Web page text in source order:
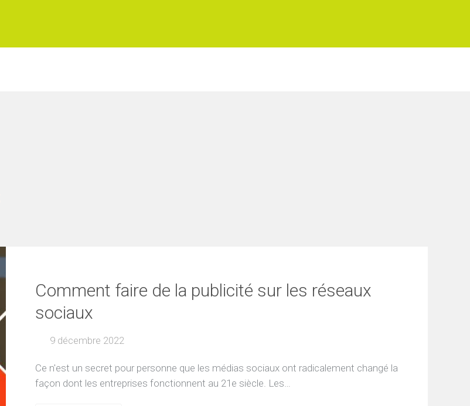
Comment faire de la publicité sur les réseaux
sociaux
9 décembre 2022
Ce n'est un secret pour personne que les médias sociaux ont radicalement changé la
façon dont les entreprises fonctionnent au 21e siècle. Les…